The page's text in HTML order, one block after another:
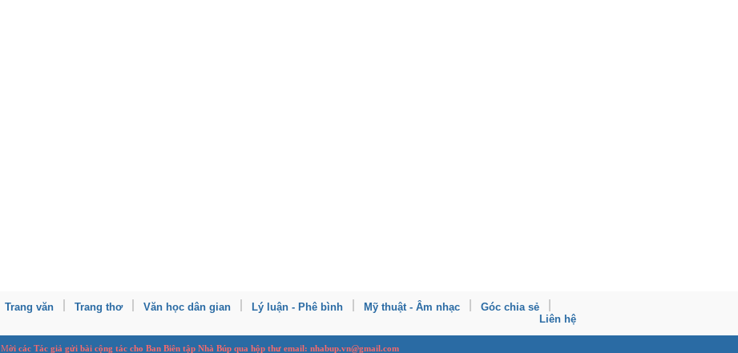
Trang văn Trang thơ Văn học dân gian Lý luận - Phê bình Mỹ thuật - Âm nhạc
Góc chia sẻ
Liên hệ
Mời các Tác giả gửi bài cộng táccho Ban Biên tập Nhà Búp qua hộp thư email: nhabup.vn@gmail.com